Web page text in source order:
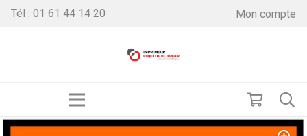
Tél : 01 61 44 14 20 Mon compte